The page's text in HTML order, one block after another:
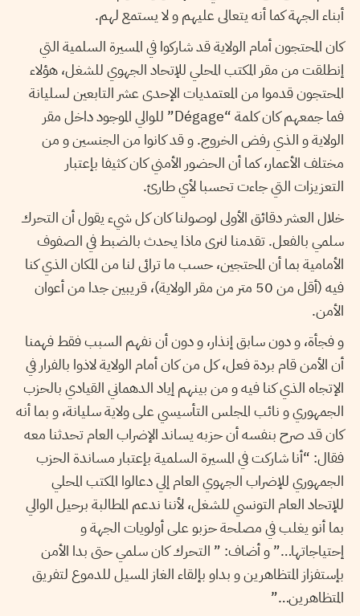
أبناء الجهة كما أنه يتعالى عليهم و لا يستمع لهم.
كان المحتجون أمام الولاية قد شاركوا في المسيرة السلمية التي
إنطلقت من مقر المكتب المحلي للإتحاد الجهوي للشغل، هؤلاء
المحتجون قدموا من المعتمديات الإحدى عشر التابعين لسليانة
فما جمعهم كان كلمة “Dégage” للوالي الموجود داخل مقر
الولاية و الذي رفض الخروج. و قد كانوا من الجنسين و من
مختلف الأعمار، كما أن الحضور الأمني كان كثيفا بإعتبار
التعزيزات التي جاءت تحسبا لأي طارئ.
خلال العشر دقائق الأولى لوصولنا كان كل شيء يقول أن التحرك
سلمي بالفعل. تقدمنا لنرى ماذا يحدث بالضبط في الصفوف
الأمامية بما أن المحتجين، حسب ما ترائى لنا من المكان الذي كنا
فيه (أقل من 50 متر من مقر الولاية)، قريبين جدا من أعوان
الأمن.
و فجأة، و دون سابق إنذار، و دون أن نفهم السبب فقط فهمنا
أن الأمن قام بردة فعل، كل من كان أمام الولاية لاذوا بالفرار في
الإتجاه الذي كنا فيه و من بينهم إياد الدهماني القيادي بالحزب
الجمهوري و نائب المجلس التأسيسي على ولاية سليانة، و بما أنه
كان قد صرح بنفسه أن حزبه يساند الإضراب العام تحدثنا معه
فقال: “أنا شاركت في المسيرة السلمية بإعتبار مساندة الحزب
الجمهوري للإضراب الجهوي العام إلي دعالوا المكتب المحلي
للإتحاد العام التونسي للشغل، لأننا ندعم المطالبة برحيل الوالي
بما أنو يغلب في مصلحة حزبو على أولويات الجهة و
إحتياجاتها…” و أضاف: ” التحرك كان سلمي حتى بدا الأمن
بإستفزاز المتظاهرين و بداو بإلقاء الغاز المسيل للدموع لتفريق
المتظاهرين…”